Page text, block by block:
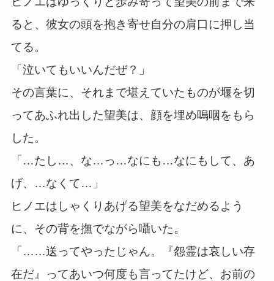
ると、彼女の頭を抱き寄せ自分の肩口に押し当
てる。
「泣いてもいいんだぜ？」
その言葉に、それまで堪えていたものが堰を切
ってあふれ出した望美は、顔を埋め嗚咽をもら
した。
「…たし…、な…っ…なにも…なにもして、あ
げ、…なくて…」
ヒノエはしゃくりあげる望美をなだめるよう
に、その背を撫でながら囁いた。
「……送ってやったじゃん。『怨霊は哀しい存
在だ』ってあいつ何度も言ってたけど、お前の